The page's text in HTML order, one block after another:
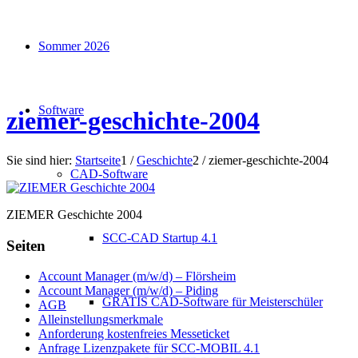
Sommer 2026
Software
CAD-Software
SCC-CAD Startup 4.1
GRATIS CAD-Software für Meisterschüler
ziemer-geschichte-2004
Sie sind hier: Startseite1 / Geschichte2 / ziemer-geschichte-2004
ZIEMER Geschichte 2004
Seiten
Account Manager (m/w/d) – Flörsheim
Account Manager (m/w/d) – Piding
AGB
Alleinstellungsmerkmale
Anforderung kostenfreies Messeticket
Anfrage Lizenzpakete für SCC-MOBIL 4.1